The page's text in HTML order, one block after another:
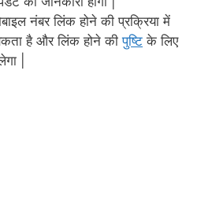
नंबर लिंक होने की प्रक्रिया में
है और लिंक होने कीपुष्टि के लिए
|